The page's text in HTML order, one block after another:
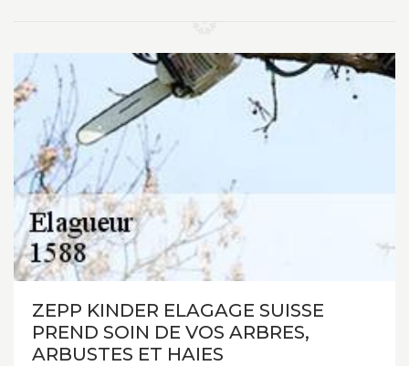
ZEPP KINDER ELAGAGE SUISSE
PREND SOIN DE VOS ARBRES,
ARBUSTES ET HAIES